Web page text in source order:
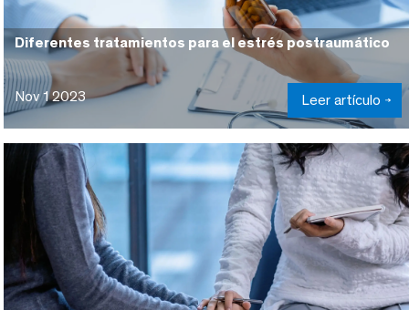
Diferentes tratamientos para el estrés postraumático
Nov 1 2023 Leer artículo